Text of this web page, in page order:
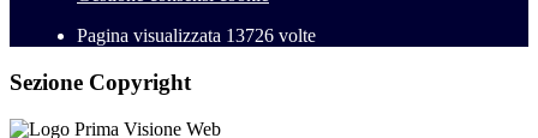
Pagina visualizzata 13726 volte
Sezione Copyright